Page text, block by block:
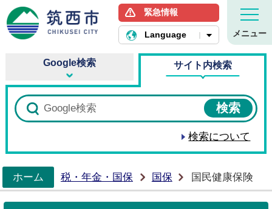
筑西市ホームページ
緊急情報
Language メニュー
Google検索 サイト内検索
検索について
ホーム
税・年金・国保 国保 国民健康保険